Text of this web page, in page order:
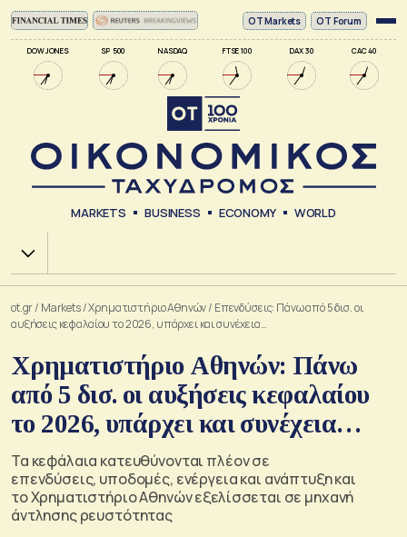
DOW JONES SP 500 NASDAQ FTSE 100 DAX 30 CAC 40
ΟΤ Markets OT Forum
MARKETS BUSINESS ECONOMY WORLD
Χ.Α.
ot.gr/ Markets/Xρηματιστήριο Αθηνών/ Επενδύσεις: Πάνω από 5 δισ. οι
αυξήσεις κεφαλαίου το 2026, υπάρχει και συνέχεια…
Χρηματιστήριο Αθηνών: Πάνω
από 5 δισ. οι αυξήσεις κεφαλαίου
το 2026, υπάρχει και συνέχεια…
Τα κεφάλαια κατευθύνονται πλέον σε
επενδύσεις, υποδομές, ενέργεια και ανάπτυξη και
το Χρηματιστήριο Αθηνών εξελίσσεται σε μηχανή
άντλησης ρευστότητας